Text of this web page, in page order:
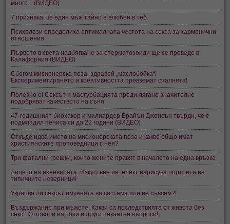
много... (ВИДЕО)
7 признака, че един мъж тайно е влюбен в теб
Психолози определиха оптималната честота на секса за хармонични
отношения
Първото в света надбягване за сперматозоиди ще се проведе в
Калифорния (ВИДЕО)
Сбогом мисионерска поза, здравей „маслобойка“!
Експериментирането и креативността превземат спалнята!
Полезно е! Сексът и мастурбацията преди лягане значително
подобряват качеството на съня
47-годишният биохакер и милиардер Брайън Джонсън твърди, че е
подмладил пениса си до 22 години (ВИДЕО)
Откъде идва името на мисионерската поза и какво общо имат
християнските проповедници с нея?
Три фатални грешки, които жените правят в началото на една връзка
Лицето на изневярата: Изкуствен интелект нарисува портрети на
типичните неверници!
Укрепва ли сексът имунната ви система или не съвсем?!
Въздържание при мъжете: Какви са последствията от живота без
секс? Отговори на този и други пикантни въпроси!